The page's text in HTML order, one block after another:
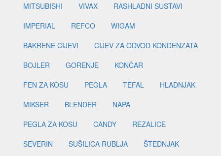
MITSUBISHI
VIVAX
RASHLADNI SUSTAVI
IMPERIAL
REFCO
WIGAM
BAKRENE CIJEVI
CIJEV ZA ODVOD KONDENZATA
BOJLER
GORENJE
KONČAR
FEN ZA KOSU
PEGLA TEFAL
HLADNJAK
MIKSER
BLENDER
NAPA
PEGLA ZA KOSU
CANDY
REZALICE
SEVERIN
SUŠILICA RUBLJA
ŠTEDNJAK